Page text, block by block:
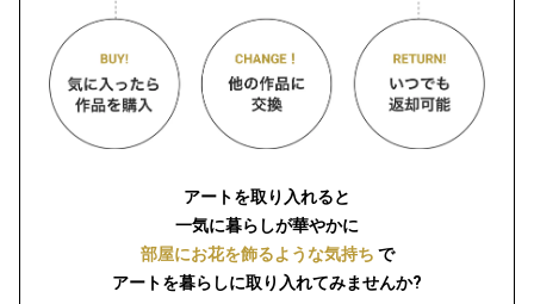
アートを取り入れると
一気に暮らしが華やかに
部屋にお花を飾るような気持ち で
アートを暮らしに取り入れてみませんか?